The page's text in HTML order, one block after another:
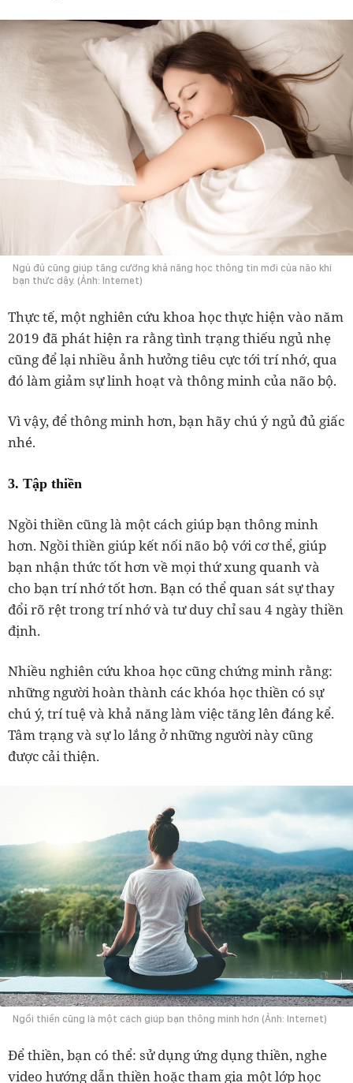
Ngủ đủ cũng giúp tăng cường khả năng học thông tin mới của não khi
bạn thức dậy. (Ảnh: Internet)
Thực tế, một nghiên cứu khoa học thực hiện vào năm
2019 đã phát hiện ra rằng tình trạng thiếu ngủ nhẹ
cũng để lại nhiều ảnh hưởng tiêu cực tới trí nhớ, qua
đó làm giảm sự linh hoạt và thông minh của não bộ.
Vì vậy, để thông minh hơn, bạn hãy chú ý ngủ đủ giấc
nhé.
3. Tập thiền
Ngồi thiền cũng là một cách giúp bạn thông minh
hơn. Ngồi thiền giúp kết nối não bộ với cơ thể, giúp
bạn nhận thức tốt hơn về mọi thứ xung quanh và
cho bạn trí nhớ tốt hơn. Bạn có thể quan sát sự thay
đổi rõ rệt trong trí nhớ và tư duy chỉ sau 4 ngày thiền
định.
Nhiều nghiên cứu khoa học cũng chứng minh rằng:
những người hoàn thành các khóa học thiền có sự
chú ý, trí tuệ và khả năng làm việc tăng lên đáng kể.
Tâm trạng và sự lo lắng ở những người này cũng
được cải thiện.
Ngồi thiền cũng là một cách giúp bạn thông minh hơn (Ảnh: Internet)
Để thiền, bạn có thể: sử dụng ứng dụng thiền, nghe
video hướng dẫn thiền hoặc tham gia một lớp học